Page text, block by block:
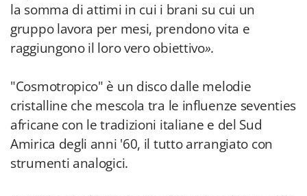
la somma di attimi in cui i brani su cui un
gruppo lavora per mesi, prendono vita e
raggiungono il loro vero obiettivo».
"Cosmotropico" è un disco dalle melodie
cristalline che mescola tra le influenze seventies
africane con le tradizioni italiane e del Sud
Amirica degli anni '60, il tutto arrangiato con
strumenti analogici.